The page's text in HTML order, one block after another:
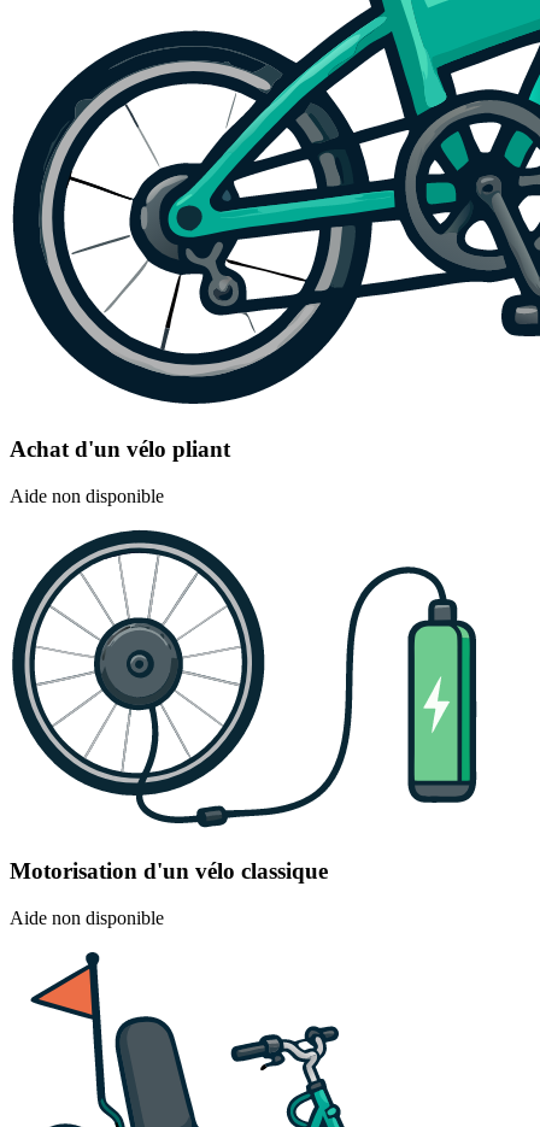
Achat d'un vélo pliant
Aide non disponible
Motorisation d'un vélo classique
Aide non disponible